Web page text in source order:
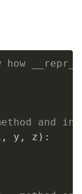
and
, y , z ) :